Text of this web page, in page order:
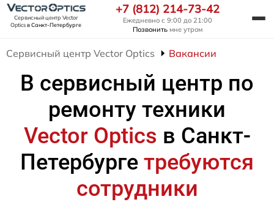
Сервисный центр Vector
Opticsв Санкт-Петербурге
+7 (812) 214-73-42
Ежедневно с 9:00 до 21:00
Позвонить мне утром
Сервисный центр Vector Optics Вакансии
В сервисный центр по
ремонту техники
Vector Optics в Санкт-
Петербурге требуются
сотрудники